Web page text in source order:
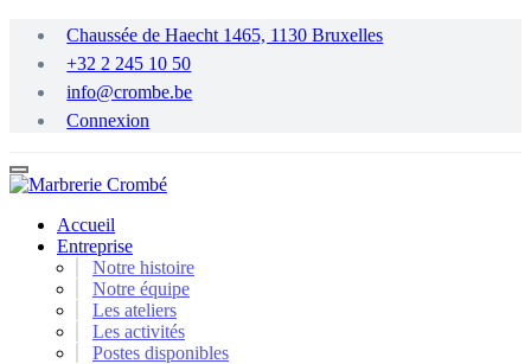
contenu
principal
Chaussée de Haecht 1465, 1130 Bruxelles
+32 2 245 10 50
info@crombe.be
Connexion
Accueil
Entreprise
Notre histoire
Notre équipe
Les ateliers
Les activités
Postes disponibles